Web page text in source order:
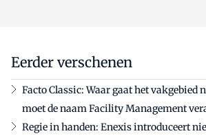
Eerder verschenen
Facto Classic: Waar gaat het vakgebied
moet de naam Facility Management
Regie in handen: Enexis introduceert